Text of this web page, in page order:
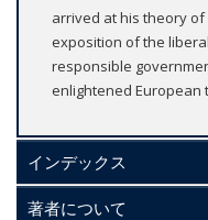
arrived at his theory
exposition of the
responsible
enlightened European
インデックス
著者について